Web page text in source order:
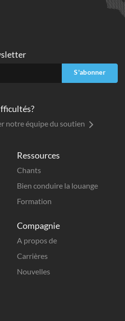
Ressources
Chants
Bien conduire la louange
Formation
Compagnie
A propos de
Carrières
Nouvelles
S'abonner
notre équipe du soutien